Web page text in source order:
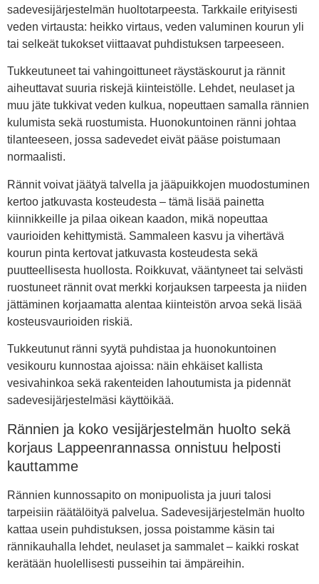
sadevesijärjestelmän huoltotarpeesta. Tarkkaile erityisesti
veden virtausta: heikko virtaus, veden valuminen kourun yli
tai selkeät tukokset viittaavat puhdistuksen tarpeeseen.
Tukkeutuneet tai vahingoittuneet räystäskourut ja rännit
aiheuttavat suuria riskejä kiinteistölle. Lehdet, neulaset ja
muu jäte tukkivat veden kulkua, nopeuttaen samalla rännien
kulumista sekä ruostumista. Huonokuntoinen ränni johtaa
tilanteeseen, jossa sadevedet eivät pääse poistumaan
normaalisti.
Rännit voivat jäätyä talvella ja jääpuikkojen muodostuminen
kertoo jatkuvasta kosteudesta – tämä lisää painetta
kiinnikkeille ja pilaa oikean kaadon, mikä nopeuttaa
vaurioiden kehittymistä. Sammaleen kasvu ja vihertävä
kourun pinta kertovat jatkuvasta kosteudesta sekä
puutteellisesta huollosta. Roikkuvat, vääntyneet tai selvästi
ruostuneet rännit ovat merkki korjauksen tarpeesta ja niiden
jättäminen korjaamatta alentaa kiinteistön arvoa sekä lisää
kosteusvaurioiden riskiä.
Tukkeutunut ränni syytä puhdistaa ja huonokuntoinen
vesikouru kunnostaa ajoissa: näin ehkäiset kallista
vesivahinkoa sekä rakenteiden lahoutumista ja pidennät
sadevesijärjestelmäsi käyttöikää.
Rännien ja koko vesijärjestelmän huolto sekä
korjaus Lappeenrannassa onnistuu helposti
kauttamme
Rännien kunnossapito on monipuolista ja juuri talosi
tarpeisiin räätälöityä palvelua. Sadevesijärjestelmän huolto
kattaa usein puhdistuksen, jossa poistamme käsin tai
rännikauhalla lehdet, neulaset ja sammalet – kaikki roskat
kerätään huolellisesti pusseihin tai ämpäreihin.